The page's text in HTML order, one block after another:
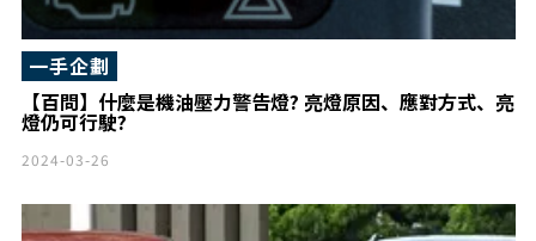
【百問】什麼是機油壓力警告燈? 亮燈原因、應對方式、亮
燈仍可行駛?
一手企劃
2024-03-26